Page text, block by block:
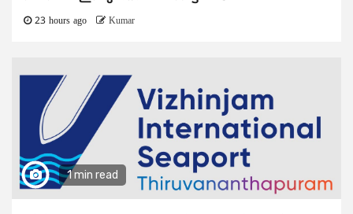
23 hours ago Kumar
1 min read